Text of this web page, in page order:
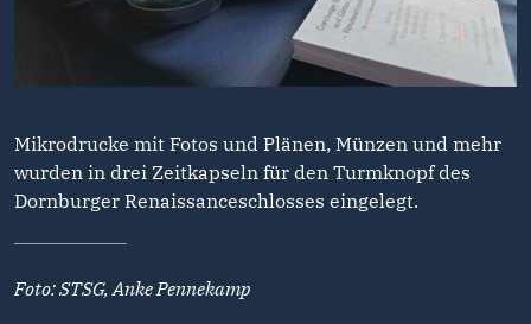
Mikrodrucke mit Fotos und Plänen, Münzen und mehr
wurden in drei Zeitkapseln für den Turmknopf des
Dornburger Renaissanceschlosses eingelegt.
Foto: STSG, Anke Pennekamp